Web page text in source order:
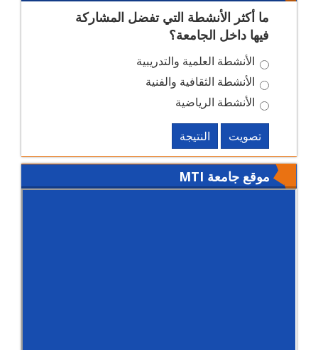
ما أكثر الأنشطة التي تفضل المشاركة
فيها داخل الجامعة؟
الأنشطة العلمية والتدريبية
الأنشطة الثقافية والفنية
الأنشطة الرياضية
تصويت النتيجة
موقع جامعة MTI